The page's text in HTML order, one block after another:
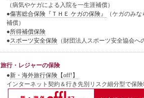
（病気やケガによる入院を一生涯補償）
●傷害総合保険『ＴＨＥ ケガの保険』
（ケガのみ
補償）
●所得補償保険
●スポーツ安全保険 （財団法人スポーツ安全協会へ
旅行・レジャーの保険
●新・海外旅行保険【off!】
インターネット契約＆行き先別リスク細分型で保